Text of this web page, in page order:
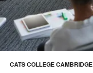
CATS COLLEGE CAMBRIDGE